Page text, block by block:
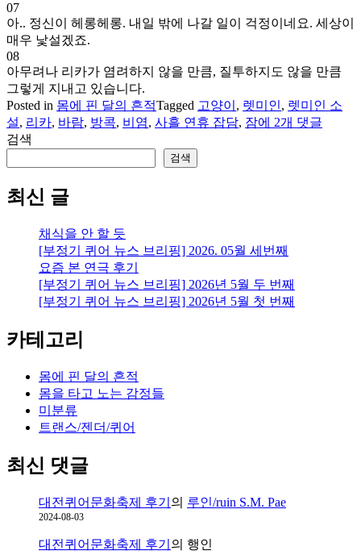
07
아.. 정신이 헤롱헤롱. 내일 밖에 나갈 일이 걱정이네요. 세상이
매우 낯설겠죠.
08
아무려나 리카가 염려하지 않을 만큼, 질투하지도 않을 만큼
그렇게 지내고 있습니다.
Posted in 몸에 핀 달의 흔적Tagged 고양이 , 렛미인, 렛미인 소
설, 리카, 바람, 방콕, 비염, 사흘 연휴 잡담, 잠사
에 2개 댓글
검색
검색
최신 글
채식을 안 할 듯
[부정기 퀴어 뉴스 브리핑] 2026. 05월 세번째
요즘 본 연극 후기
[부정기 퀴어 뉴스 브리핑] 2026년 5월 두 번째
[부정기 퀴어 뉴스 브리핑] 2026년 5월 첫 번째
카테고리
몸에 핀 달의 흔적
몸을 타고 노는 감정들
미분류
트랜스/젠더/퀴어
최신 댓글
대전퀴어문화축제 후기 의 루인/ruin S.M. Pae
2024-08-03
대전퀴어문화축제 후기 의 행인